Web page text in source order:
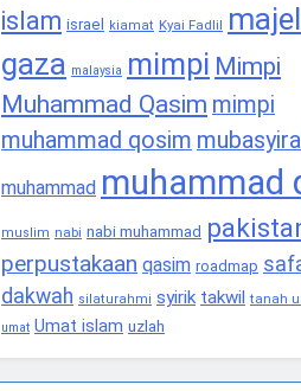
islam israel kiamat Kyai Fadlil
gaza malaysia mimpi Mimpi
Muhammad Qasim mimpi
muhammad qosim
muhammad muhammad
muslim nabi nabi muhammad
perpustakaan qasim roadmap
dakwah silaturahmi syirik takwil tanah
umat Umat islam uzlah